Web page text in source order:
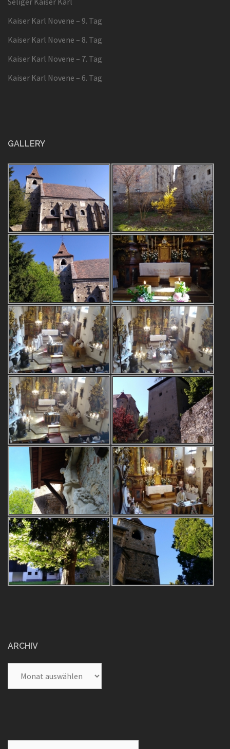
Kaiser Karl Novene – 9. Tag
Kaiser Karl Novene – 8. Tag
Kaiser Karl Novene – 7. Tag
Kaiser Karl Novene – 6. Tag
GALLERY
ARCHIV